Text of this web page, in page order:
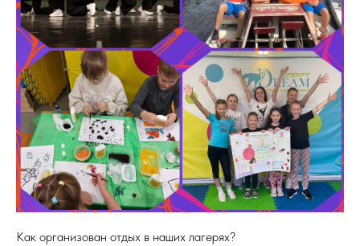
Как организован отдых в наших лагерях?